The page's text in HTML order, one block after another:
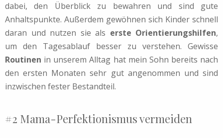
dabei, den Überblick zu bewahren und sind gute
Anhaltspunkte. Außerdem gewöhnen sich Kinder schnell
daran und nutzen sie als erste Orientierungshilfen,
um den Tagesablauf besser zu verstehen. Gewisse
Routinen in unserem Alltag hat mein Sohn bereits nach
den ersten Monaten sehr gut angenommen und sind
inzwischen fester Bestandteil.
#2 Mama-Perfektionismus vermeiden